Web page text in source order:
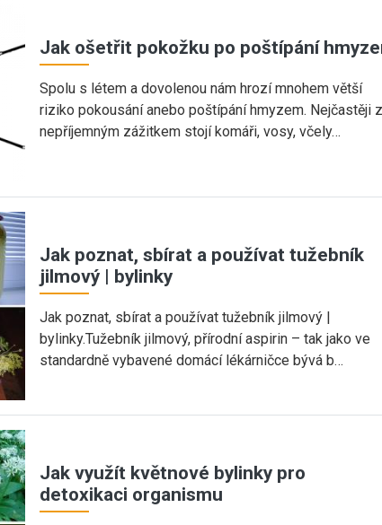
Jak ošetřit pokožku po poštípání
Spolu s létem a dovolenou nám hrozí mnohem větší
riziko pokousání anebo poštípání hmyzem. Nejčastěji
nepříjemným zážitkem stojí komáři, vosy, včely…
Jak poznat, sbírat a používat tužebník
jilmový | bylinky
Jak poznat, sbírat a používat tužebník jilmový |
bylinky.Tužebník jilmový, přírodní aspirin – tak jako ve
standardně vybavené domácí lékárničce bývá b…
Jak využít květnové bylinky pro
detoxikaci organismu